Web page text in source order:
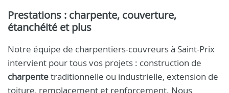
Prestations : charpente, couverture,
étanchéité et plus
Notre équipe de charpentiers-couvreurs à Saint-Prix
intervient pour tous vos projets : construction de
charpentetraditionnelle ou industrielle, extension de
toiture, remplacement et renforcement. Nous